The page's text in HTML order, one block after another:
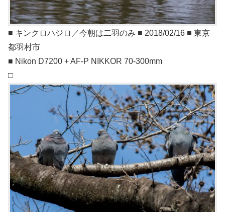
■ キンクロハジロ／今朝は二羽のみ ■ 2018/02/16 ■ 東京
都羽村市
■ Nikon D7200 + AF-P NIKKOR 70-300mm
□